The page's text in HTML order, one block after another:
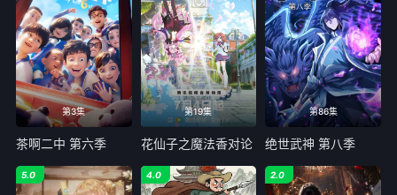
第3集
茶啊二中 第六季
第19集
花仙子之魔法香对论
第86集
绝世武神 第八季
5.0 4.0 2.0